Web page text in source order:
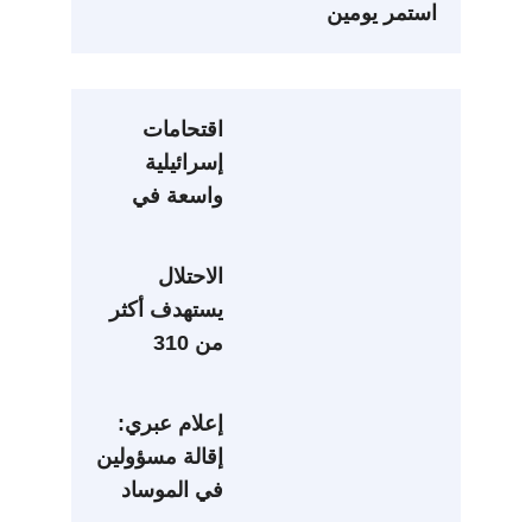
استمر يومين
اقتحامات
إسرائيلية
واسعة في
بالضفة
الاحتلال
يستهدف أكثر
من 310
اقتلاع أشجار
في جنين
إعلام عبري:
إقالة مسؤولين
في الموساد